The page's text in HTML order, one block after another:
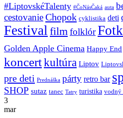
#LiptovskéTalenty #ČoNásČaká auta
cestovanieChopok cyklistika deti
Festival filmfolklór
Golden Apple Cinema Happy End
koncertkultúra Liptov
pre deti Prednáška párty retro bar
SHOP sutaz tanec Tatry turistika vodný
3
mar